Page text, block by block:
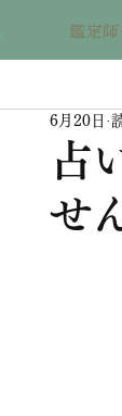
鑑定
占
せ
6月20日